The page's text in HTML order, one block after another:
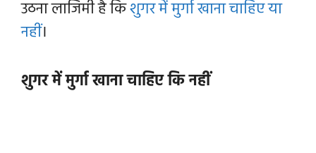
उठना लाजिमी है किशुगर में मुर्गा खाना चाहिए या
नहीं।
शुगर में मुर्गा खाना चाहिए कि नहीं